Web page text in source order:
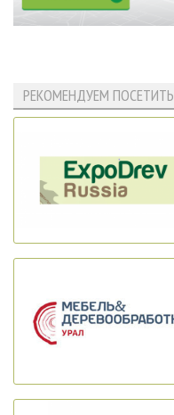
РЕКОМЕНДУЕМ ПОСЕТИТЬ